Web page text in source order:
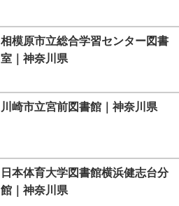
相模原市立総合学習センター図書
室｜神奈川県
川崎市立宮前図書館｜神奈川県
日本体育大学図書館横浜健志台分
館｜神奈川県